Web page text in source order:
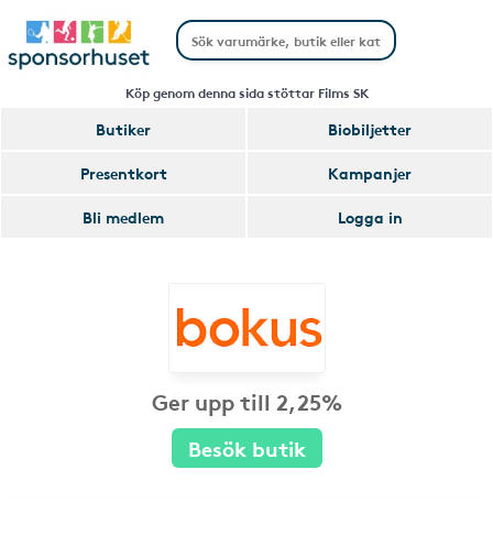
Köp genom denna sida stöttar Films SK
Butiker
Biobiljetter
Presentkort
Kampanjer
Bli medlem
Logga in
Ger upp till 2,25%
Besök butik